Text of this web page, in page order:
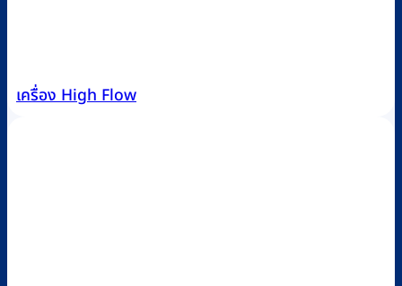
เครื่อง High Flow